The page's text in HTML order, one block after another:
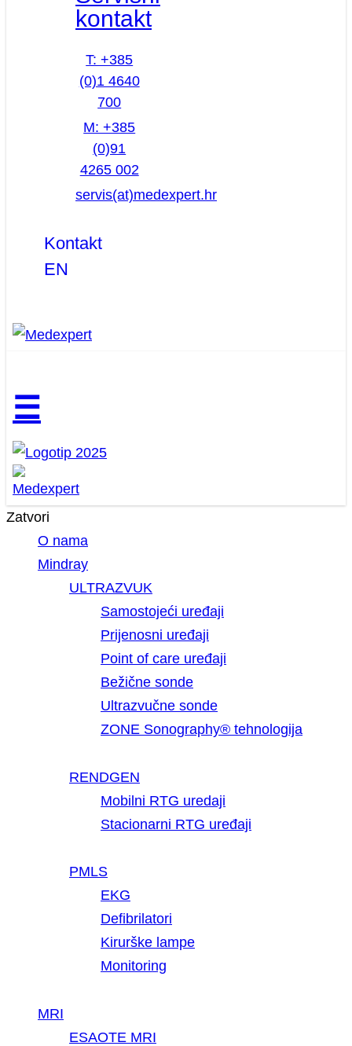
kontakt
T: +385
(0)1 4640
700
M: +385
(0)91
4265 002
servis(at)medexpert.hr
Kontakt
EN
☰
Zatvori
O nama
Mindray
ULTRAZVUK
Samostojeći uređaji
Prijenosni uređaji
Point of care uređaji
Bežične sonde
Ultrazvučne sonde
ZONE Sonography® tehnologija
RENDGEN
Mobilni RTG uredaji
Stacionarni RTG uređaji
PMLS
EKG
Defibrilatori
Kirurške lampe
Monitoring
MRI
ESAOTE MRI